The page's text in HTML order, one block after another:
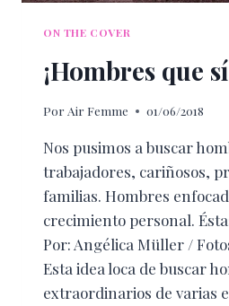
ON THE COVER
¡Hombres que
Por Air Femme 01/06/2018
Nos pusimos a buscar
trabajadores, cariñosos,
familias. Hombres
crecimiento personal.
Por: Angélica Müller /
Esta idea loca de buscar
extraordinarios de varias